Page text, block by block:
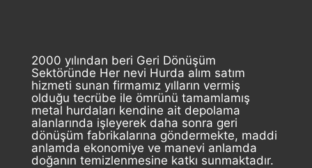
2000 yılından beri Geri Dönüşüm
Sektöründe Her nevi Hurda alım satım
hizmeti sunan firmamız yılların vermiş
olduğu tecrübe ile ömrünü tamamlamış
metal hurdaları kendine ait depolama
alanlarında işleyerek daha sonra geri
dönüşüm fabrikalarına göndermekte, maddi
anlamda ekonomiye ve manevi anlamda
doğanın temizlenmesine katkı sunmaktadır.